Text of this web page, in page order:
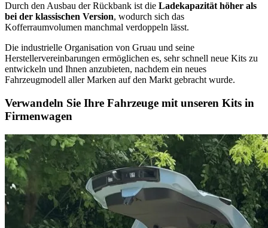
Durch den Ausbau der Rückbank ist die Ladekapazität höher als
bei der klassischen Version, wodurch sich das
Kofferraumvolumen manchmal verdoppeln lässt.
Die industrielle Organisation von Gruau und seine
Herstellervereinbarungen ermöglichen es, sehr schnell neue Kits zu
entwickeln und Ihnen anzubieten, nachdem ein neues
Fahrzeugmodell aller Marken auf den Markt gebracht wurde.
Verwandeln Sie Ihre Fahrzeuge mit unseren Kits in
Firmenwagen